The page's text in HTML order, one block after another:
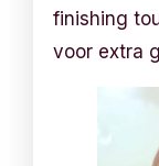
finishing
voor extra